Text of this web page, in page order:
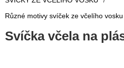
Různé motivy svíček ze včelího vosku
Svíčka včela na